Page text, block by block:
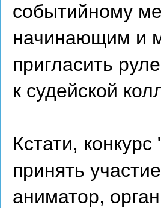
событийному
начинающим и
пригласить
к судейской
Кстати,
принять
аниматор,